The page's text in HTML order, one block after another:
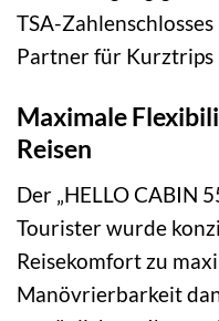
TSA-
Partner für Kurztrips
Maximale
Reisen
Der „HELLO CABIN
Tourister wurde
Reisekomfort zu
Manövrierbarkeit